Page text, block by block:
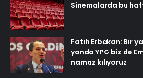
Sinemalarda bu
Fatih Erbakan: Bir
yanda YPG biz de
namaz kılıyoruz